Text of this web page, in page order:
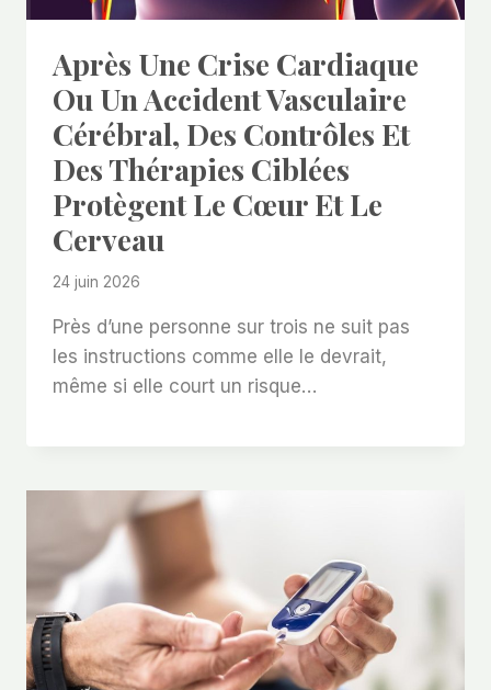
Après Une Crise Cardiaque
Ou Un Accident Vasculaire
Cérébral, Des Contrôles Et
Des Thérapies Ciblées
Protègent Le Cœur Et Le
Cerveau
24 juin 2026
Près d’une personne sur trois ne suit pas
les instructions comme elle le devrait,
même si elle court un risque…